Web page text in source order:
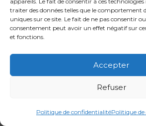
traiter des données telles que le comportement
uniques sur ce site. Le fait de ne pas consentir
consentement peut avoir un effet négatif sur
et fonctions.
Accepter
Refuser
Politique de confidentialitéPolitique
qui combine formation
outils, présentation des
processus internes,
d’un référent et fixation
d’objectifs progressifs,
sentant réellement